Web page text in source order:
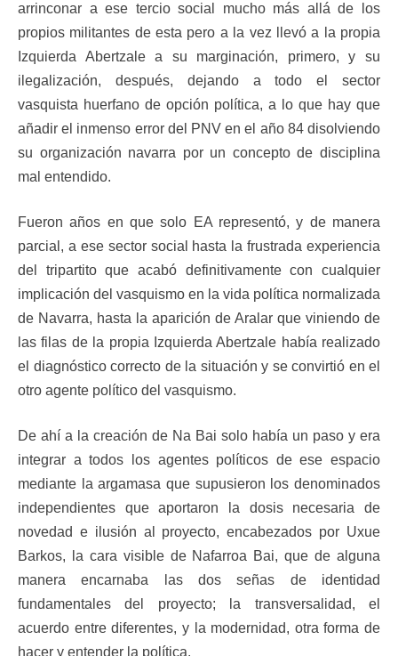
arrinconar a ese tercio social mucho más allá de los
propios militantes de esta pero a la vez llevó a la propia
Izquierda Abertzale a su marginación, primero, y su
ilegalización, después, dejando a todo el sector
vasquista huerfano de opción política, a lo que hay que
añadir el inmenso error del PNV en el año 84 disolviendo
su organización navarra por un concepto de disciplina
mal entendido.
Fueron años en que solo EA representó, y de manera
parcial, a ese sector social hasta la frustrada experiencia
del tripartito que acabó definitivamente con cualquier
implicación del vasquismo en la vida política normalizada
de Navarra, hasta la aparición de Aralar que viniendo de
las filas de la propia Izquierda Abertzale había realizado
el diagnóstico correcto de la situación y se convirtió en el
otro agente político del vasquismo.
De ahí a la creación de Na Bai solo había un paso y era
integrar a todos los agentes políticos de ese espacio
mediante la argamasa que supusieron los denominados
independientes que aportaron la dosis necesaria de
novedad e ilusión al proyecto, encabezados por Uxue
Barkos, la cara visible de Nafarroa Bai, que de alguna
manera encarnaba las dos señas de identidad
fundamentales del proyecto; la transversalidad, el
acuerdo entre diferentes, y la modernidad, otra forma de
hacer y entender la política.